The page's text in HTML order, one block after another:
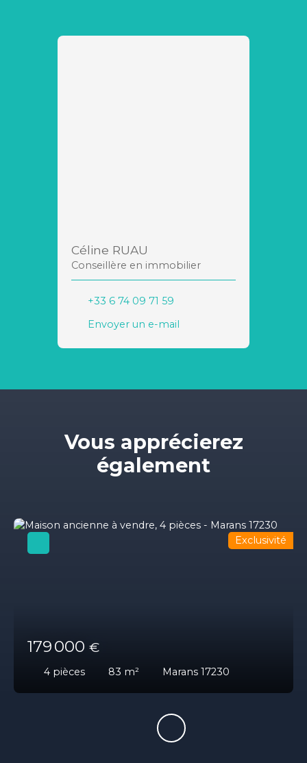
Céline RUAU
Conseillère en immobilier
+33 6 74 09 71 59
Envoyer un e-mail
Vous apprécierez
également
179 000 €
4 pièces 83 m² Marans 17230
Exclusivité